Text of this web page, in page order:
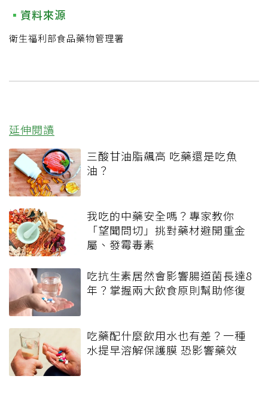
資料來源
衛生福利部食品藥物管理署
延伸閱讀
三酸甘油脂飆高 吃藥還是吃魚
油？
我吃的中藥安全嗎？專家教你
「望聞問切」挑對藥材避開重金
屬、發霉毒素
吃抗生素居然會影響腸道菌長達8
年？掌握兩大飲食原則幫助修復
吃藥配什麼飲用水也有差？一種
水提早溶解保護膜 恐影響藥效